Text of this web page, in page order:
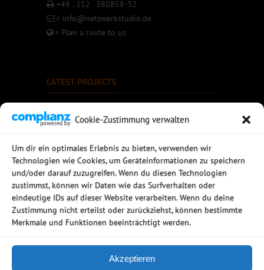
Cookie-Zustimmung verwalten
Um dir ein optimales Erlebnis zu bieten, verwenden wir
Technologien wie Cookies, um Geräteinformationen zu speichern
und/oder darauf zuzugreifen. Wenn du diesen Technologien
zustimmst, können wir Daten wie das Surfverhalten oder
eindeutige IDs auf dieser Website verarbeiten. Wenn du deine
Zustimmung nicht erteilst oder zurückziehst, können bestimmte
Merkmale und Funktionen beeinträchtigt werden.
Akzeptieren
+49 . 212 . 380858-32
info@netzwerkstudio.de
Plan a route to us
LATEST PROJECTS